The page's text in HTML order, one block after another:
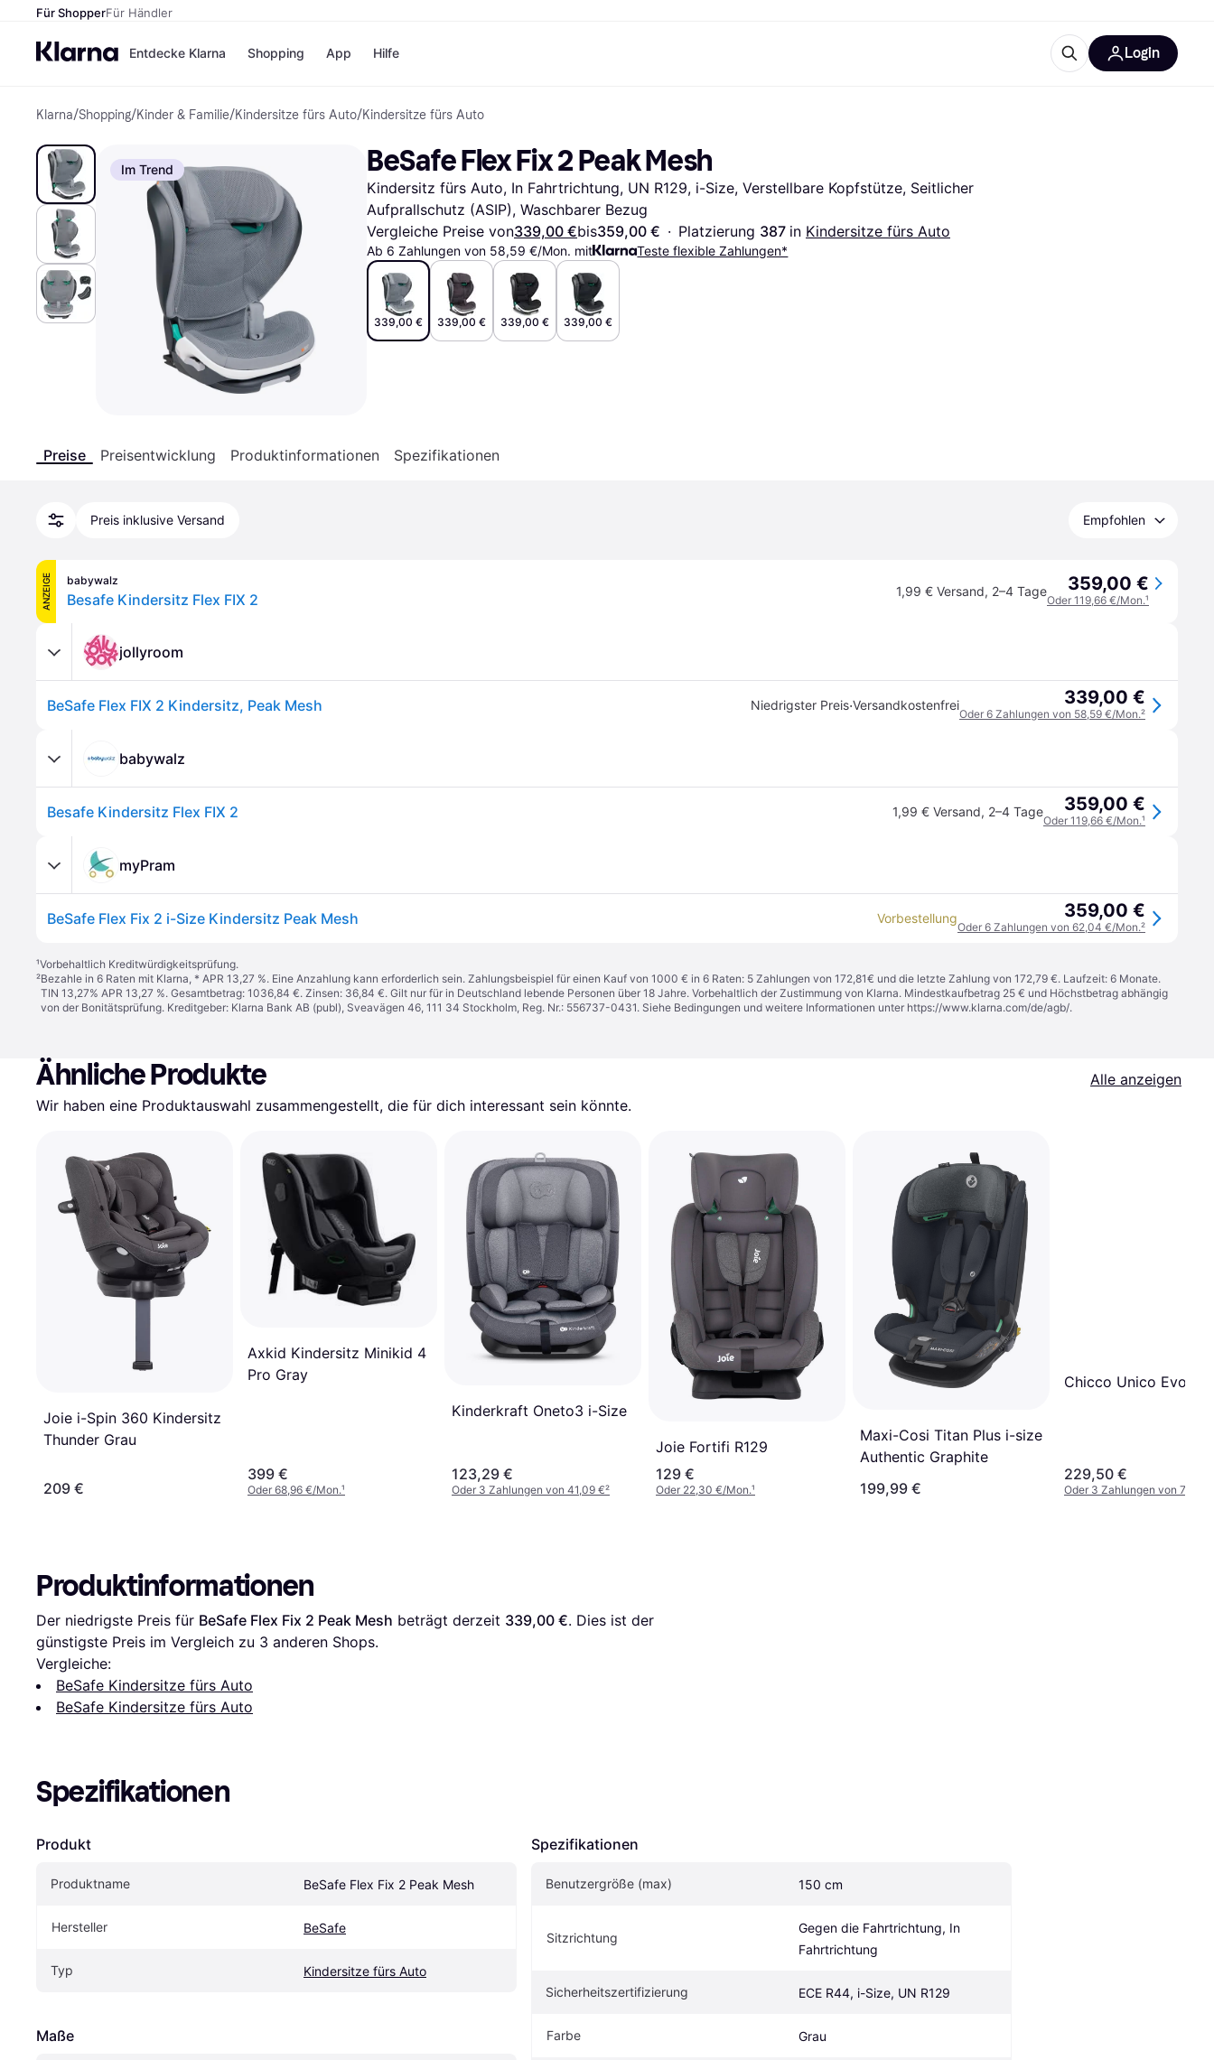
Für ShopperFür Händler
Entdecke Klarna
Zahlungsmethoden
Bezahle in 3
Teilzahlungen
Bezahle in bis zu 30
Tagen
Ratenzahlung
Shopping und Cashback
Shops entdecken
Mitgliedschaft
Freund:innen einladen
Klarna Card
Kreditkarte
Klarna Guthaben
Flexkonto
Festgeld
Festgeld+
Shopping
Shops
eBay
Temu
Samsung
SHEIN
Alle Shops
Shoppe und vergleiche Preise
Schönheit & Gesundheit
Bekleidung & Accessoires
Spielzeug & Hobbys
Möbel & Haushalt
TV & Audio
Sport & Freizeit
Computer
Renovierung & Bau
Mobilgeräte & Wearables
Kinder & Familie
Fahrzeuge & Zubehör
Garten & Außenbereich
Küchengeräte
Haushaltsgeräte
Bücher, Filme & Musik
App Hilfe Login
Klarna/Shopping/Kinder & Familie/Kindersitze fürs Auto/Kindersitze fürs Auto
Im Trend BeSafe Flex Fix 2 Peak Mesh
Kindersitz fürs Auto, In Fahrtrichtung, UN R129, i-Size, Verstellbare Kopfstütze, Seitlicher
Aufprallschutz (ASIP), Waschbarer Bezug
Vergleiche Preise von339,00 €bis359,00 € · Platzierung 387 in Kindersitze fürs Auto
Ab 6 Zahlungen von 58,59 €/Mon. mit Teste flexible Zahlungen*
339,00 € 339,00 € 339,00 € 339,00 €
Preise Preisentwicklung Produktinformationen Spezifikationen
Preis inklusive Versand Empfohlen
ANZEIGE babywalz
Besafe Kindersitz Flex FIX 2 1,99 € Versand, 2–4 Tage 359,00 €
Oder 119,66 €/Mon.¹
jollyroom
BeSafe Flex FIX 2 Kindersitz, Peak Mesh Niedrigster Preis·Versandkostenfrei 339,00 €
Oder 6 Zahlungen von 58,59 €/Mon.²
babywalz
Besafe Kindersitz Flex FIX 2 1,99 € Versand, 2–4 Tage 359,00 €
Oder 119,66 €/Mon.¹
myPram
BeSafe Flex Fix 2 i-Size Kindersitz Peak Mesh Vorbestellung 359,00 €
Oder 6 Zahlungen von 62,04 €/Mon.²
¹Vorbehaltlich Kreditwürdigkeitsprüfung.
²Bezahle in 6 Raten mit Klarna, * APR 13,27 %. Eine Anzahlung kann erforderlich sein. Zahlungsbeispiel für einen Kauf von 1000 € in 6 Raten: 5 Zahlungen von 172,81€ und die letzte Zahlung von 172,79 €. Laufzeit: 6 Monate.
TIN 13,27% APR 13,27 %. Gesamtbetrag: 1036,84 €. Zinsen: 36,84 €. Gilt nur für in Deutschland lebende Personen über 18 Jahre. Vorbehaltlich der Zustimmung von Klarna. Mindestkaufbetrag 25 € und Höchstbetrag abhängig
von der Bonitätsprüfung. Kreditgeber: Klarna Bank AB (publ), Sveavägen 46, 111 34 Stockholm, Reg. Nr.: 556737-0431. Siehe Bedingungen und weitere Informationen unter https://www.klarna.com/de/agb/.
Ähnliche Produkte
Alle anzeigen
Wir haben eine Produktauswahl zusammengestellt, die für dich interessant sein könnte.
Joie i-Spin 360 Kindersitz
Thunder Grau
209 €
Axkid Kindersitz Minikid 4
Pro Gray
399 €
Oder 68,96 €/Mon.¹
Kinderkraft Oneto3 i-Size
123,29 €
Oder 3 Zahlungen von 41,09 €²
Joie Fortifi R129
129 €
Oder 22,30 €/Mon.¹
Maxi-Cosi Titan Plus i-size
Authentic Graphite
199,99 €
Chicco Unico Evo i-
229,50 €
Oder 3 Zahlungen von 76,50
Produktinformationen
Der niedrigste Preis für BeSafe Flex Fix 2 Peak Mesh beträgt derzeit 339,00 €. Dies ist der
günstigste Preis im Vergleich zu 3 anderen Shops.
Vergleiche:
BeSafe Kindersitze fürs Auto
BeSafe Kindersitze fürs Auto
Spezifikationen
Produkt
Produktname BeSafe Flex Fix 2 Peak Mesh
Hersteller BeSafe
Typ Kindersitze fürs Auto
Maße
Spezifikationen
Benutzergröße (max) 150 cm
Sitzrichtung
Gegen die Fahrtrichtung, In
Fahrtrichtung
Sicherheitszertifizierung ECE R44, i-Size, UN R129
Farbe Grau